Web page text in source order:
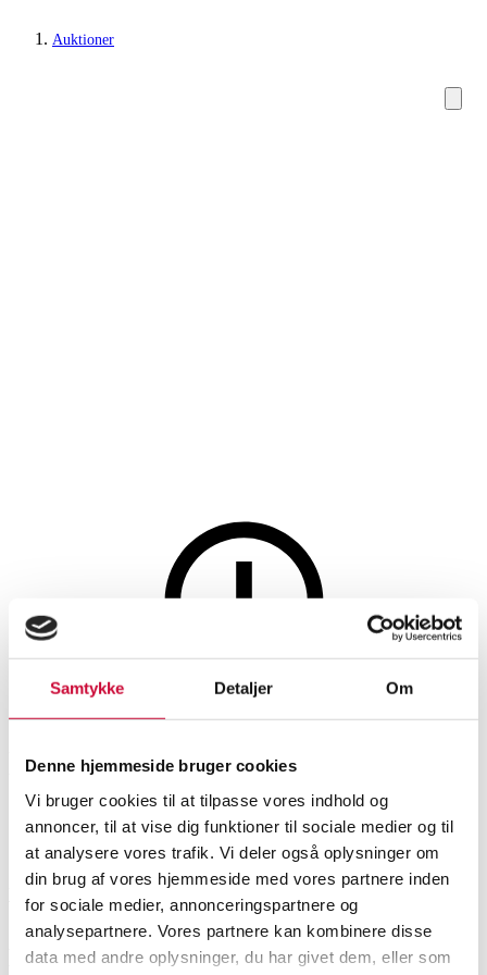
Samtykke Detaljer Om
Denne hjemmeside bruger cookies
Vi bruger cookies til at tilpasse vores indhold og
annoncer, til at vise dig funktioner til sociale medier og til
at analysere vores trafik. Vi deler også oplysninger om
din brug af vores hjemmeside med vores partnere inden
for sociale medier, annonceringspartnere og
analysepartnere. Vores partnere kan kombinere disse
data med andre oplysninger, du har givet dem, eller som
Auktioner
Sofaborde, småborde
Denne auktion er annulleret
SHOWROOMVURDERING
10.000
VARENUMMER
Beskrivelse